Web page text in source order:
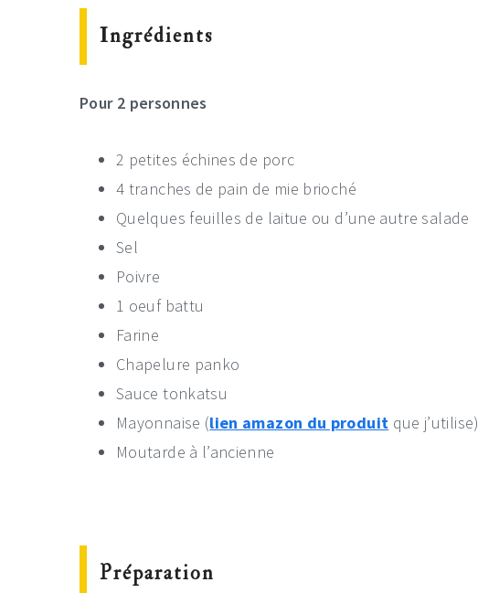
Ingrédients
Pour 2 personnes
2 petites échines de porc
4 tranches de pain de mie brioché
Quelques feuilles de laitue ou d’une autre salade
Sel
Poivre
1 oeuf battu
Farine
Chapelure panko
Sauce tonkatsu
Mayonnaise (lien amazon du produit que j’utilise)
Moutarde à l’ancienne
Préparation